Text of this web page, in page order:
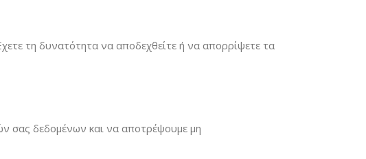
τη δυνατότητα να αποδεχθείτε ή να απορρίψετε τα
σας δεδομένων και να αποτρέψουμε μη